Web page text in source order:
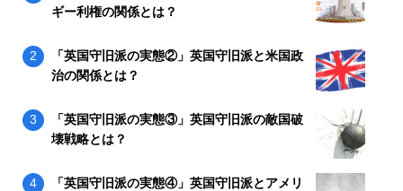
ギー利権の関係とは？
「英国守旧派の実態②」英国守旧派と米国政
治の関係とは？
「英国守旧派の実態③」英国守旧派の敵国破
壊戦略とは？
「英国守旧派の実態④」英国守旧派とアメリ